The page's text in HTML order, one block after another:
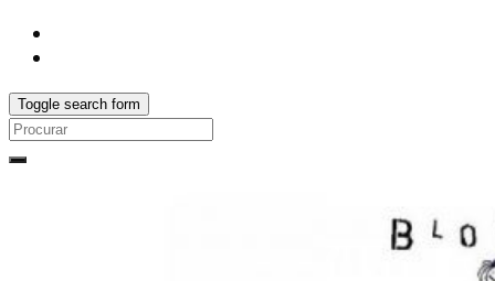
Toggle search form
Search